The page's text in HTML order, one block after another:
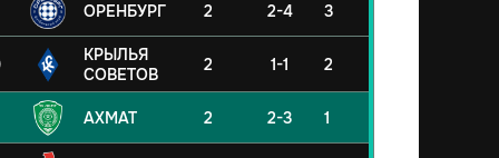
ОРЕНБУРГ 2 2-4 3
КРЫЛЬЯ
СОВЕТОВ
2 1-1 2
АХМАТ 2 2-3 1